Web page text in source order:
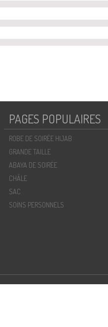
PAGES POPULAIRES
ROBE DE SOIRÉE HIJAB
GRANDE TAILLE
ABAYA DE SOIRÉE
CHÂLE
SAC
SOİNS PERSONNELS